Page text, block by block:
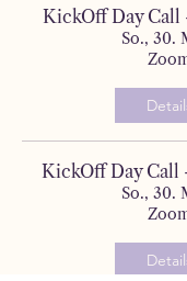
KickOff Day Call
So., 30.
KickOff Day Call
So., 30.